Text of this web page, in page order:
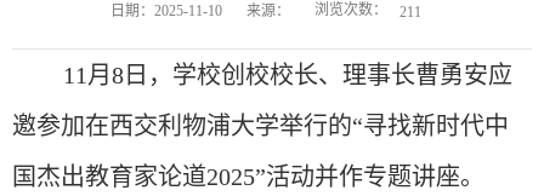
日期：2025-11-10 来源： 浏览次数： 211
11月8日， 学校创校校长、 理事长曹勇安应
邀参加在西交利物浦大学举行的“寻找新时代中
国杰出教育家论道2025”活动并作专题讲座。